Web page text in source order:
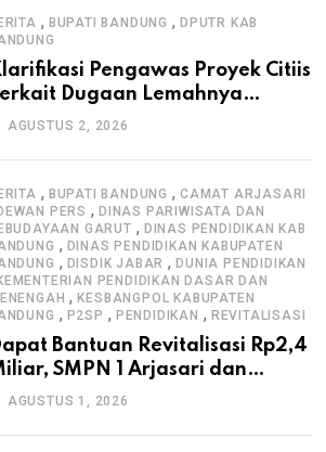
, BUPATI BANDUNG ,DPUTR KAB
Pengawas Proyek Citiis
Dugaan Lemahnya
K3
AGUSTUS 2, 2026
, BUPATI BANDUNG ,CAMAT ARJASARI
PERS , DINAS PARIWISATA DAN
GARUT , DINAS PENDIDIKAN KAB
, DINAS PENDIDIKAN KABUPATEN
, DISDIK JABAR ,DUNIA PENDIDIKAN
PENDIDIKAN DASAR DAN
,KESBANGPOL KABUPATEN
, P2SP , PENDIDIKAN , REVITALISASI
Bantuan Revitalisasi Rp2,4
SMPN 1 Arjasari dan
Sambut Antusias
AGUSTUS 1, 2026